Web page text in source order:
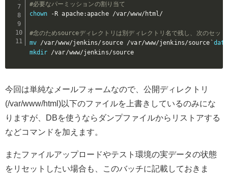
#必要なパーミッションの割り当て
chown -R apache:apache /var/www/html/
#念のためsourceディレクトリは別ディレクトリ名で残し、次のセッ
mv /var/www/jenkins/source /var/www/jenkins/source ` date
mkdir /var/www/jenkins/source
今回は単純なメールフォームなので、公開ディレクトリ
(/var/www/html)以下のファイルを上書きしているのみにな
りますが、DBを使うならダンプファイルからリストアする
などコマンドを加えます。
またファイルアップロードやテスト環境の実データの状態
をリセットしたい場合も、このバッチに記載しておきま